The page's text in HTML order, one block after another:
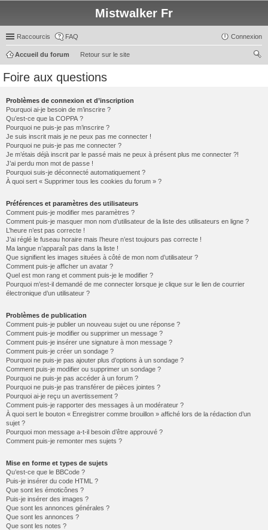
Mistwalker Fr
Raccourcis FAQ Connexion
Retour sur le site
Accueil du forum
Foire aux questions
Problèmes de connexion et d’inscription
Pourquoi ai-je besoin de m’inscrire ?
Qu’est-ce que la COPPA ?
Pourquoi ne puis-je pas m’inscrire ?
Je suis inscrit mais je ne peux pas me connecter !
Pourquoi ne puis-je pas me connecter ?
Je m’étais déjà inscrit par le passé mais ne peux à présent plus me connecter ?!
J’ai perdu mon mot de passe !
Pourquoi suis-je déconnecté automatiquement ?
À quoi sert « Supprimer tous les cookies du forum » ?
Préférences et paramètres des utilisateurs
Comment puis-je modifier mes paramètres ?
Comment puis-je masquer mon nom d’utilisateur de la liste des utilisateurs en ligne ?
L’heure n’est pas correcte !
J’ai réglé le fuseau horaire mais l’heure n’est toujours pas correcte !
Ma langue n’apparaît pas dans la liste !
Que signifient les images situées à côté de mon nom d’utilisateur ?
Comment puis-je afficher un avatar ?
Quel est mon rang et comment puis-je le modifier ?
Pourquoi m’est-il demandé de me connecter lorsque je clique sur le lien de courrier
électronique d’un utilisateur ?
Problèmes de publication
Comment puis-je publier un nouveau sujet ou une réponse ?
Comment puis-je modifier ou supprimer un message ?
Comment puis-je insérer une signature à mon message ?
Comment puis-je créer un sondage ?
Pourquoi ne puis-je pas ajouter plus d’options à un sondage ?
Comment puis-je modifier ou supprimer un sondage ?
Pourquoi ne puis-je pas accéder à un forum ?
Pourquoi ne puis-je pas transférer de pièces jointes ?
Pourquoi ai-je reçu un avertissement ?
Comment puis-je rapporter des messages à un modérateur ?
À quoi sert le bouton « Enregistrer comme brouillon » affiché lors de la rédaction d’un
sujet ?
Pourquoi mon message a-t-il besoin d’être approuvé ?
Comment puis-je remonter mes sujets ?
Mise en forme et types de sujets
Qu’est-ce que le BBCode ?
Puis-je insérer du code HTML ?
Que sont les émoticônes ?
Puis-je insérer des images ?
Que sont les annonces générales ?
Que sont les annonces ?
Que sont les notes ?